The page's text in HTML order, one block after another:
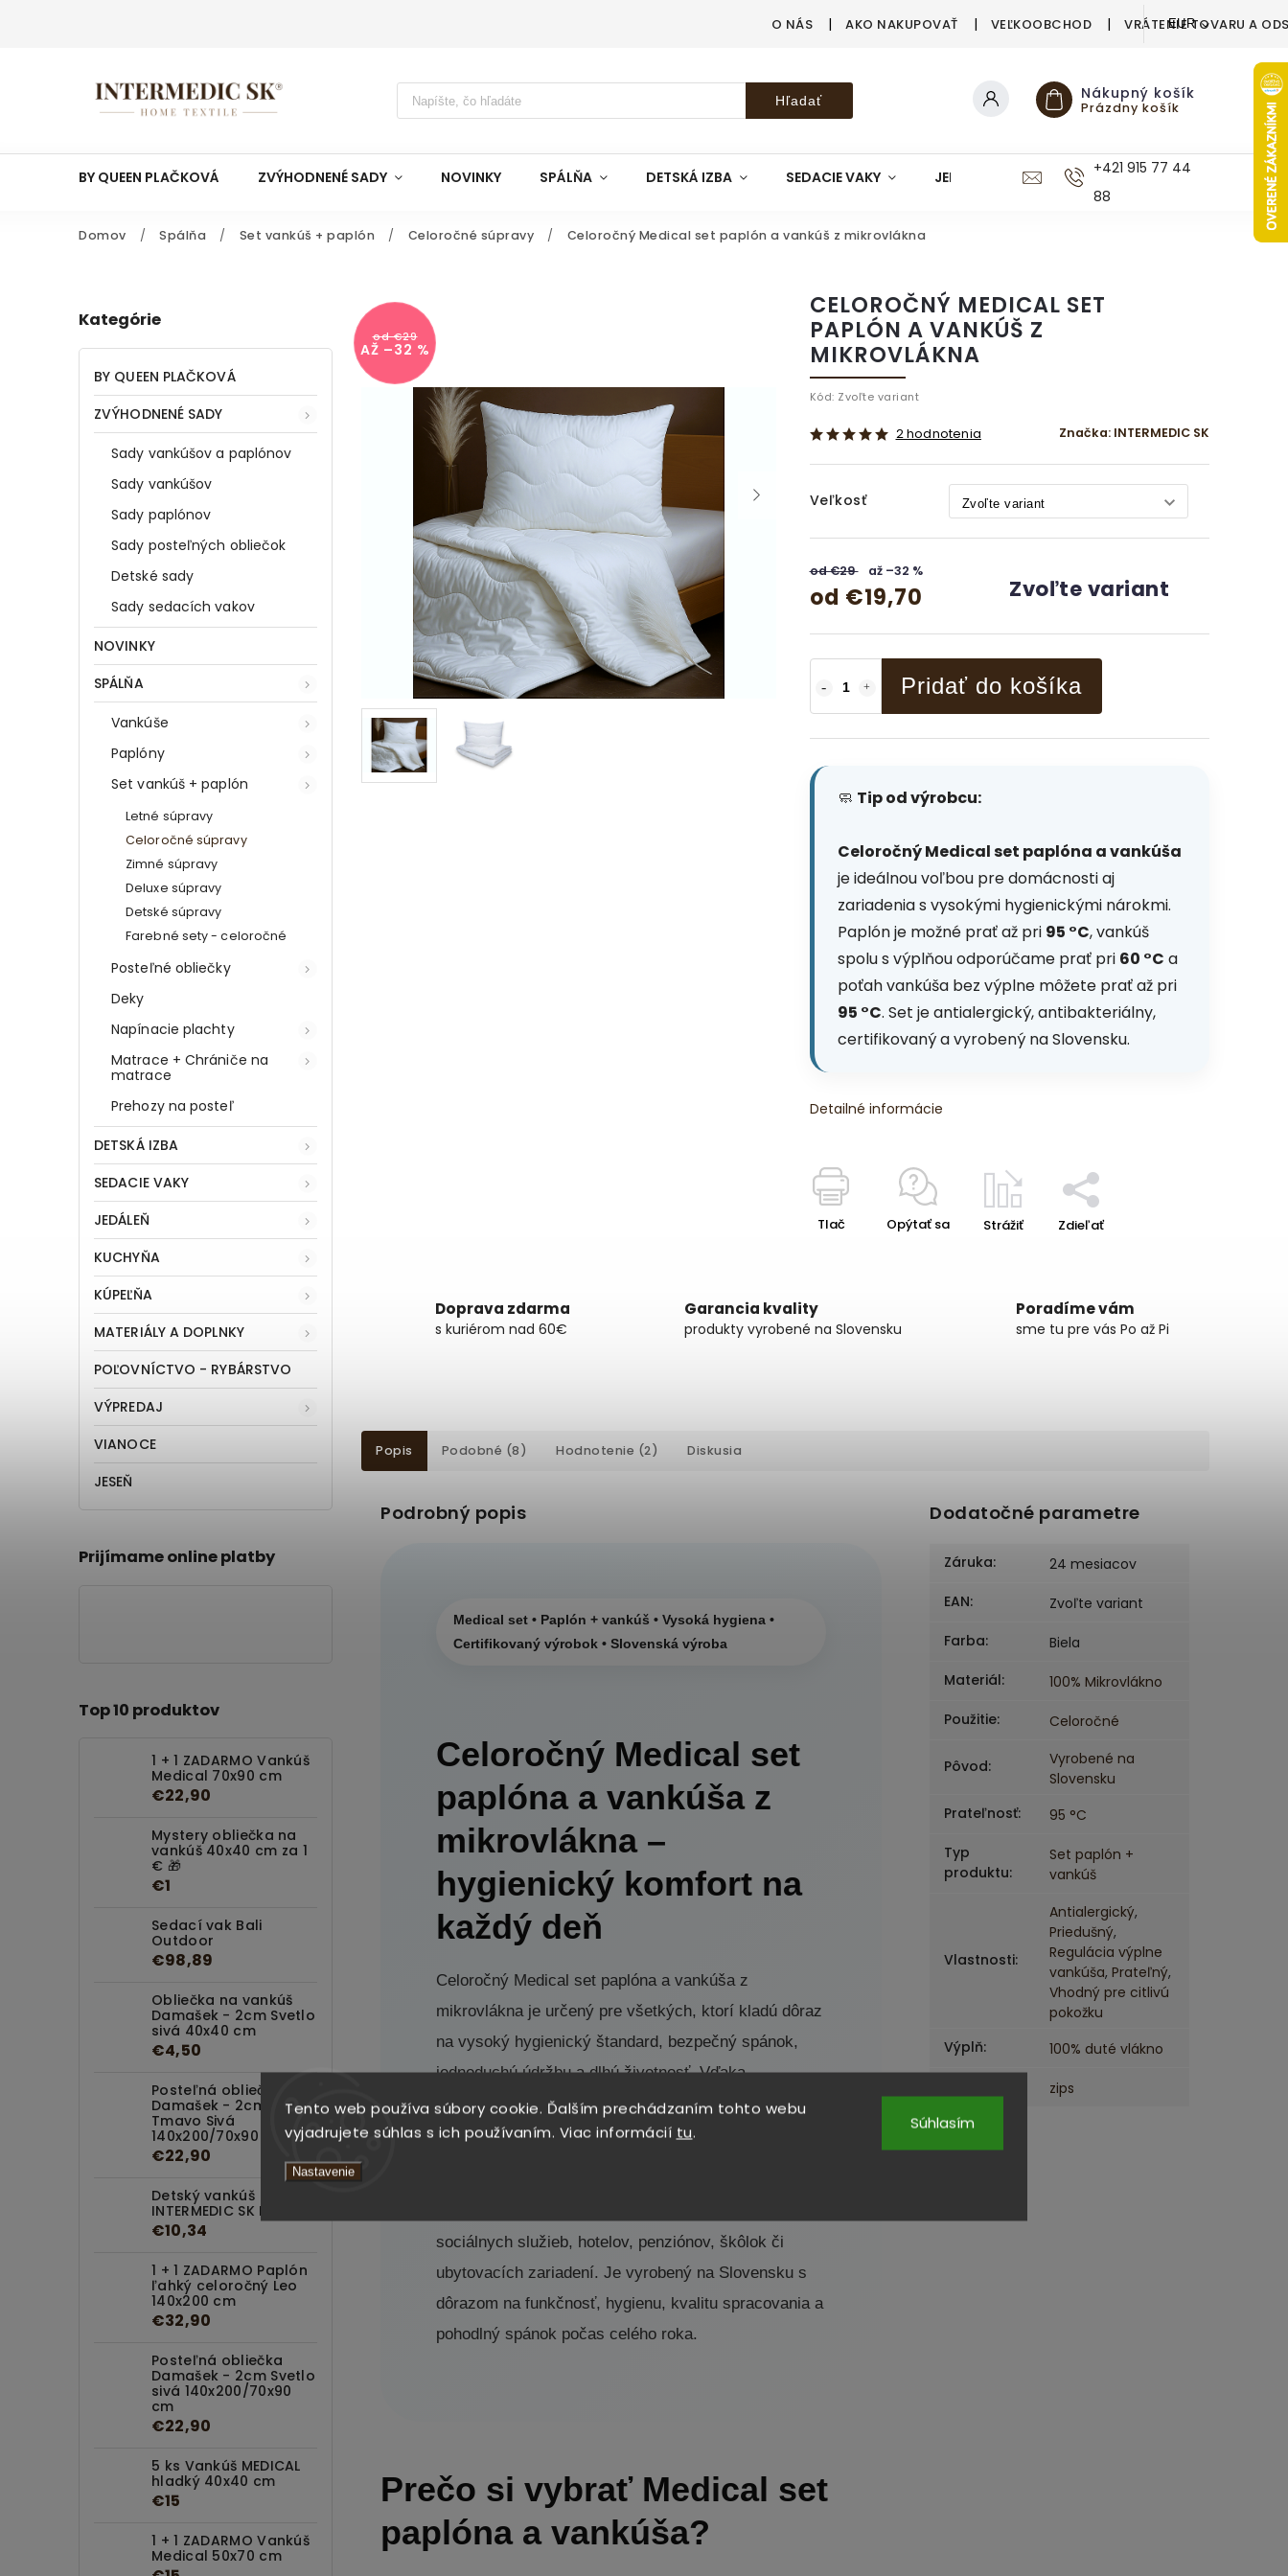
Tento web používa súbory cookie. Ďalším prechádzaním tohto webu
vyjadrujete súhlas s ich používaním. Viac informácií tu.
Nastavenie
Súhlasím
O NÁS AKO NAKUPOVAŤ VEĽKOOBCHOD VRÁTENIE TOVARU A
EUR
Hľadať Nákupný košík
Prázdny košík
BY QUEEN PLAČKOVÁ ZVÝHODNENÉ SADY NOVINKY SPÁLŇA DETSKÁ IZBA SEDACIE VAKY JEDÁLEŇ KUCHYŇA KÚPEĽŇA
+421 915 77 44
88
Domov / Spálňa / Set vankúš + paplón / Celoročné súpravy / Celoročný Medical set paplón a vankúš z mikrovlákna
Kategórie
BY QUEEN PLAČKOVÁ
ZVÝHODNENÉ SADY
Sady vankúšov a paplónov
Sady vankúšov
Sady paplónov
Sady posteľných obliečok
Detské sady
Sady sedacích vakov
NOVINKY
SPÁLŇA
Vankúše
Paplóny
Set vankúš + paplón
Letné súpravy
Celoročné súpravy
Zimné súpravy
Deluxe súpravy
Detské súpravy
Farebné sety - celoročné
Posteľné obliečky
Deky
Napínacie plachty
Matrace + Chrániče na
matrace
Prehozy na posteľ
DETSKÁ IZBA
SEDACIE VAKY
JEDÁLEŇ
KUCHYŇA
KÚPEĽŇA
MATERIÁLY A DOPLNKY
POĽOVNÍCTVO - RYBÁRSTVO
VÝPREDAJ
VIANOCE
JESEŇ
Prijímame online platby
Top 10 produktov
1 + 1 ZADARMO Vankúš
Medical 70x90 cm
€22,90
Mystery obliečka na
vankúš 40x40 cm za 1
€ 🎁
€1
Sedací vak Bali
Outdoor
€98,89
Obliečka na vankúš
Damašek - 2cm Svetlo
sivá 40x40 cm
€4,50
Posteľná obliečka
Damašek - 2cm
Tmavo Sivá
140x200/70x90 cm
€22,90
Detský vankúš
INTERMEDIC SK Medical
€10,34
1 + 1 ZADARMO Paplón
ľahký celoročný Leo
140x200 cm
€32,90
Posteľná obliečka
Damašek - 2cm Svetlo
sivá 140x200/70x90
cm
€22,90
5 ks Vankúš MEDICAL
hladký 40x40 cm
€15
1 + 1 ZADARMO Vankúš
Medical 50x70 cm
od €29
AŽ –32 %
CELOROČNÝ MEDICAL SET
PAPLÓN A VANKÚŠ Z
MIKROVLÁKNA
Kód: Zvoľte variant
2 hodnotenia Značka: INTERMEDIC SK
Veľkosť
od €29 až –32 %
od €19,70 Zvoľte variant
Pridať do košíka
🧼 Tip od výrobcu:
Celoročný Medical set paplóna a vankúša
je ideálnou voľbou pre domácnosti aj
zariadenia s vysokými hygienickými nárokmi.
Paplón je možné prať až pri 95 °C, vankúš
spolu s výplňou odporúčame prať pri 60 °C a
poťah vankúša bez výplne môžete prať až pri
95 °C. Set je antialergický, antibakteriálny,
certifikovaný a vyrobený na Slovensku.
Detailné informácie
Tlač Opýtať sa Strážiť Zdieľať
Doprava zdarma
s kuriérom nad 60€
Garancia kvality
produkty vyrobené na Slovensku
Poradíme vám
sme tu pre vás Po až Pi
Popis Podobné (8) Hodnotenie (2) Diskusia
Podrobný popis
Medical set • Paplón + vankúš • Vysoká hygiena •
Certifikovaný výrobok • Slovenská výroba
Celoročný Medical set
paplóna a vankúša z
mikrovlákna –
hygienický komfort na
každý deň
Celoročný Medical set paplóna a vankúša z
mikrovlákna je určený pre všetkých, ktorí kladú dôraz
na vysoký hygienický štandard, bezpečný spánok,
jednoduchú údržbu a dlhú životnosť. Vďaka
antialergickým a antibakteriálnym vlastnostiam je
vhodný pre alergikov, citlivé osoby aj do prostredí s
sociálnych služieb, hotelov, penziónov, škôlok či
ubytovacích zariadení. Je vyrobený na Slovensku s
dôrazom na funkčnosť, hygienu, kvalitu spracovania a
pohodlný spánok počas celého roka.
Prečo si vybrať Medical set
paplóna a vankúša?
Dodatočné parametre
Záruka:
24 mesiacov
EAN:
Zvoľte variant
Farba:
Biela
Materiál:
100% Mikrovlákno
Použitie: Celoročné
Pôvod:
Vyrobené na
Slovensku
Prateľnosť:
95 °C
Typ
produktu:
Set paplón +
vankúš
Vlastnosti:
Antialergický,
Priedušný,
Regulácia výplne
vankúša,Prateľný,
Vhodný pre citlivú
pokožku
Výplň:
100% duté vlákno
zips